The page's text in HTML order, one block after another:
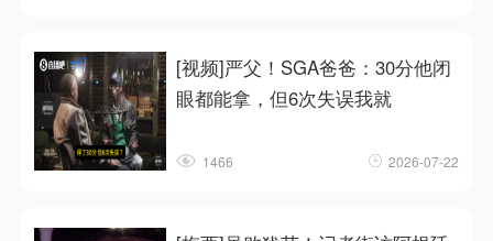
[视频]严父！SGA爸爸：30分他闭
眼都能拿，但6次失误我就
1466 2026-07-22